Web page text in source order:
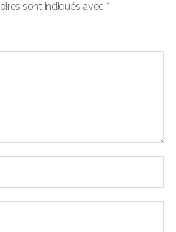
sont indiqués avec *